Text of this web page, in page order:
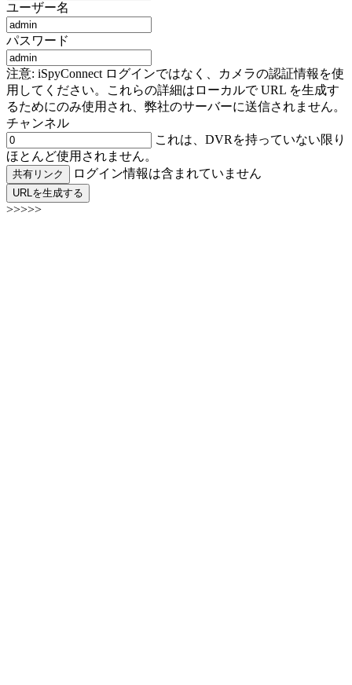
ユーザー名
パスワード
注意: iSpyConnect ログインではなく、カメラの認証情報を使
用してください。これらの詳細はローカルで URL を生成す
るためにのみ使用され、弊社のサーバーに送信されません。
チャンネル
これは、DVRを持っていない限り
ほとんど使用されません。
共有リンク ログイン情報は含まれていません
URLを生成する
>>>>>